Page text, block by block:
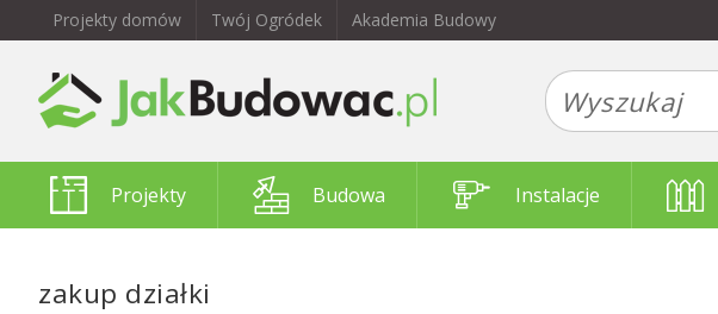
Projekty domów Twój Ogródek Akademia Budowy
Projekty Budowa Instalacje
zakup działki